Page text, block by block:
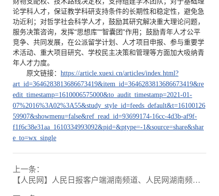
论学科人才，保证教学科研支持条件的长期性和稳定性，避免急
功近利；对哲学社会科学人才，鼓励其研究解决重大理论问题，
服务决策咨询，发挥“思想库”“智囊团”作用；鼓励青年人才公平
竞争、共同发展，在公派留学计划、人才项目申报、参与重要学
术活动、重大项目研究、学校民主决策和管理等方面加大吸纳青
年人才力度。
原文链接：https://article.xuexi.cn/articles/index.html?
art_id=3646283813686673419&item_id=3646283813686673419&re
edit_timestamp=1610006575000&to_audit_timestamp=2021-01-
07%2016%3A02%3A55&study_style_id=feeds_default&t=16100126
59907&showmenu=false&ref_read_id=93699174-16cc-4d3b-af9f-
f1f6c38e31aa_1610334993092&pid=&ptype=-1&source=share&shar
e_to=wx_single
上一条：
【人民网】人民日报客户端湖南频道、人民网湖南频道牵手湖南师范大学 共建校媒合作实习基地